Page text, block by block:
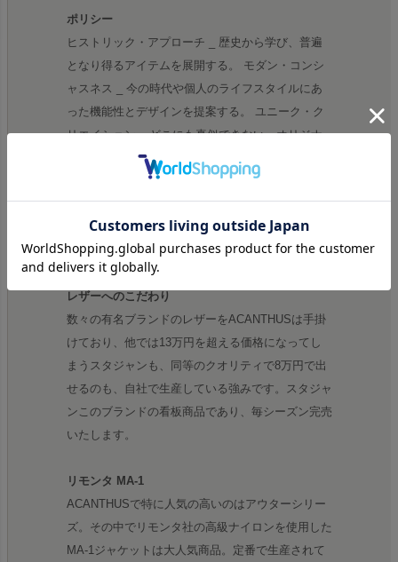
ポリシー
ヒストリック・アプローチ _ 歴史から学び、普遍
となり得るアイテムを展開する。 モダン・コンシ
ャスネス _ 今の時代や個人のライフスタイルにあ
った機能性とデザインを提案する。 ユニーク・ク
リエイション _ どこにも真似できない、オリジナ
リティある手法や発想による物づくり。 ロング・
パフォーマンス _ いつまでも愛着を持って着られ
るような、クオリティの高さを実現する。 シン
ク・エージング _ レザーの特性である、エージン
グを生かした風合いを意識する。
レザーへのこだわり
数々の有名ブランドのレザーをACANTHUSは手掛
けており、他では13万円を超える価格になってし
まうスタジャンも、同等のクオリティで8万円で出
せるのも、自社で生産している強みです。スタジャ
ンこのブランドの看板商品であり、毎シーズン完売
いたします。
リモンタ MA-1
ACANTHUSで特に人気の高いのはアウターシリー
ズ。その中でリモンタ社の高級ナイロンを使用した
MA-1ジャケットは大人気商品。定番で生産されて